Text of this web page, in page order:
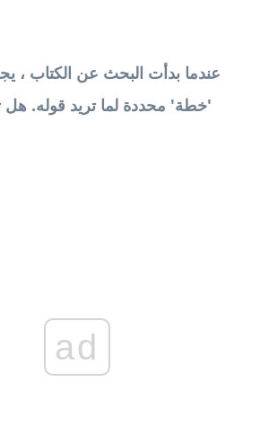
عندما بدأت البحث عن الكتاب ،
'خطة' محددة لما تريد قوله.
ad